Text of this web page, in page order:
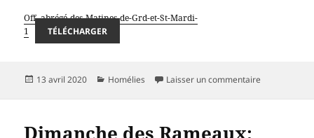
Off.-abrégé-des-Matines-de-Grd-et-St-Mardi-
1
TÉLÉCHARGER
Publié
13 avril 2020 Catégories
Homélies Laisser un commentairesur Office